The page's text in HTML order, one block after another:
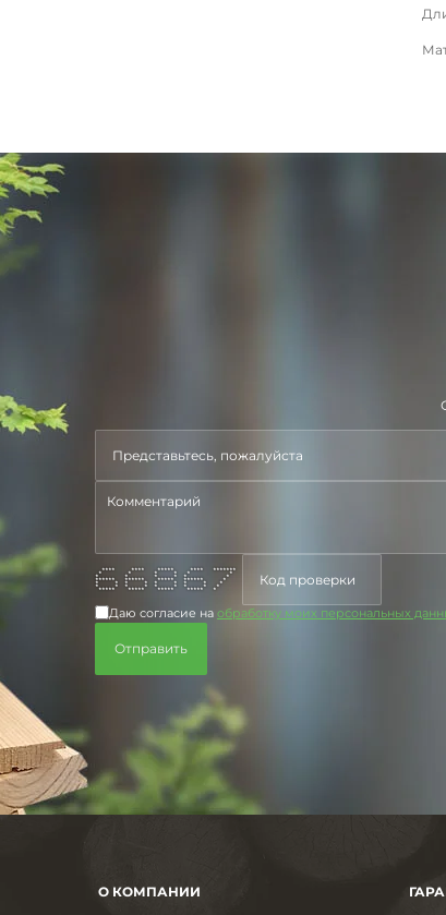
**** **** ***** **** *******
* * * * * *
* * * * * *
****** ****** ***** ****** *
* * * * * * * * *
* * * * * * * * *
***** ***** ***** ***** *
Даю согласие на обработку моих персональных
О КОМПАНИИ